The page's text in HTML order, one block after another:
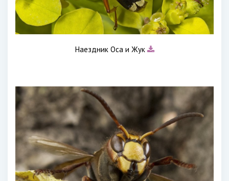
Наездник Оса и Жук